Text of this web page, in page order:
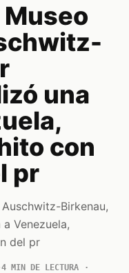
una
con
pr
Birkenau,
Venezuela,
del pr
4 MIN DE LECTURA